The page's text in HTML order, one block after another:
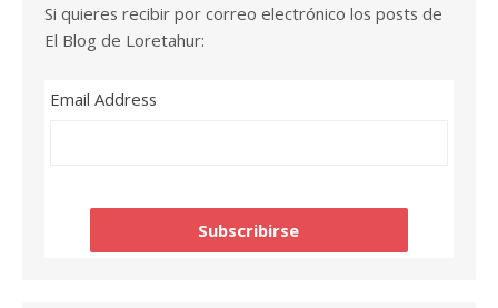
Si quieres recibir por correo electrónico los posts de
El Blog de Loretahur:
Email Address